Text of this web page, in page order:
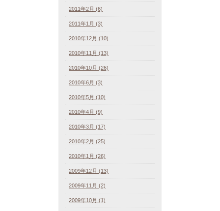
2011年2月 (6)
2011年1月 (3)
2010年12月 (10)
2010年11月 (13)
2010年10月 (26)
2010年6月 (3)
2010年5月 (10)
2010年4月 (9)
2010年3月 (17)
2010年2月 (25)
2010年1月 (26)
2009年12月 (13)
2009年11月 (2)
2009年10月 (1)